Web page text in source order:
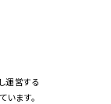
運営する
ます。